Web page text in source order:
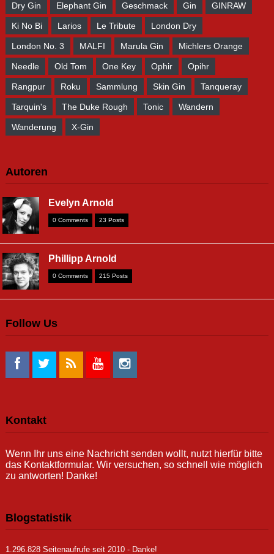
Dry Gin Elephant Gin Geschmack Gin GINRAW
Ki No Bi Larios Le Tribute London Dry
London No. 3 MALFI Marula Gin Michlers Orange
Needle Old Tom One Key Ophir Opihr
Rangpur Roku Sammlung Skin Gin Tanqueray
Tarquin's The Duke Rough Tonic Wandern
Wanderung X-Gin
Autoren
Evelyn Arnold
0 Comments 23 Posts
Phillipp Arnold
0 Comments 215 Posts
Follow Us
Kontakt
Wenn Ihr uns eine Nachricht senden wollt, nutzt hierfür bitte
das Kontaktformular. Wir versuchen, so schnell wie möglich
zu antworten! Danke!
Blogstatistik
1.296.828 Seitenaufrufe seit 2010 - Danke!